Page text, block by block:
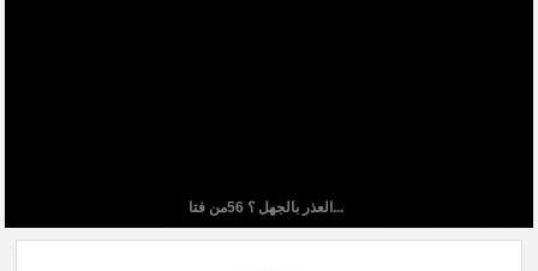
العذر بالجهل ؟ 56من فتا...